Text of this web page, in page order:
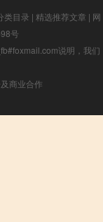
类目录 | 精选推荐文章 | 网
号
说明，我们
商业合作